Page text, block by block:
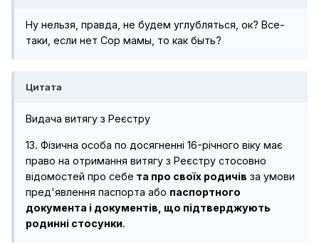
Ну нельзя, правда, не будем углубляться, ок? Все-
таки, если нет Сор мамы, то как быть?
Цитата
Видача витягу з Реєстру
13. Фізична особа по досягненні 16-річного віку має
право на отримання витягу з Реєстру стосовно
відомостей про себе та про своїх родичів за умови
пред'явлення паспорта або паспортного
документа і документів, що підтверджують
родинні стосунки.